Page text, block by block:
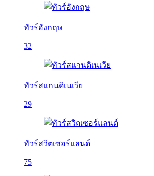
ทัวร์อังกฤษ
32
ทัวร์สแกนดิเนเวีย
29
ทัวร์สวิตเซอร์แลนด์
75